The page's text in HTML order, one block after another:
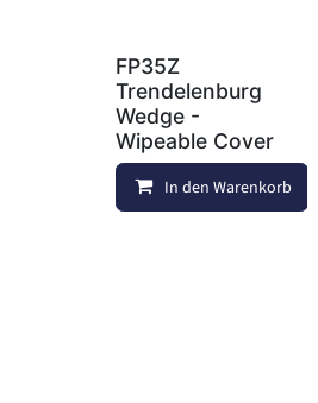
FP35Z
Trendelenburg
Wedge -
Wipeable Cover
In den Warenkorb